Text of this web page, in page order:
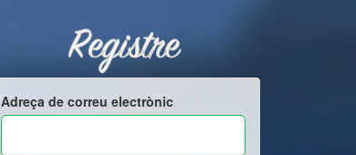
Registre
Adreça de correu electrònic